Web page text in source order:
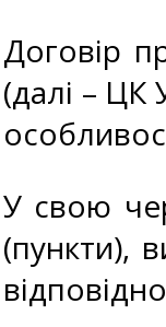
Договір
(далі – ЦК
У свою
(пункти),